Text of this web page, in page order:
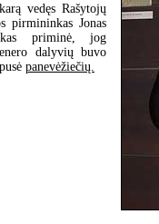
vedęs Rašytojų
pirmininkas Jonas
priminė, jog
dalyvių buvo
panevėžiečių.